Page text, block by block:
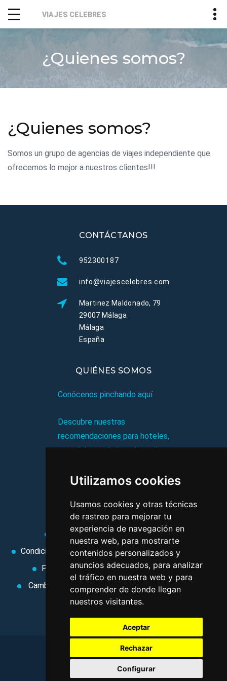
Utilizamos cookies
Usamos cookies y otras técnicas
de rastreo para mejorar tu
experiencia de navegación en
nuestra web, para mostrarte
contenidos personalizados y
anuncios adecuados, para analizar
el tráfico en nuestra web y para
comprender de donde llegan
nuestros visitantes.
Aceptar
Rechazar
Configurar
VIAJES CELEBRES
¿Quienes somos?
¿Quienes somos?
Somos un grupo de agencias de viajes independiente que
ofrecemos lo mejor a nuestros clientes!!!
CONTÁCTANOS
952300187
info@viajescelebres.com
Martinez Maldonado, 79
29007 Málaga
Málaga
España
QUIÉNES SOMOS
Conócenos pinchando aquí
Descubre nuestras
recomendaciones para hoteles,
complejos turísticos, hostales,
viajes, y mucho más!
MI AGENCIA
Aviso legal
Condiciones de uso
Condiciones Generales
Ley de Viajes Combinados
Política de privacidad
Uso de cookies
Cambiar preferencias de cookies
Area privada
Contacto